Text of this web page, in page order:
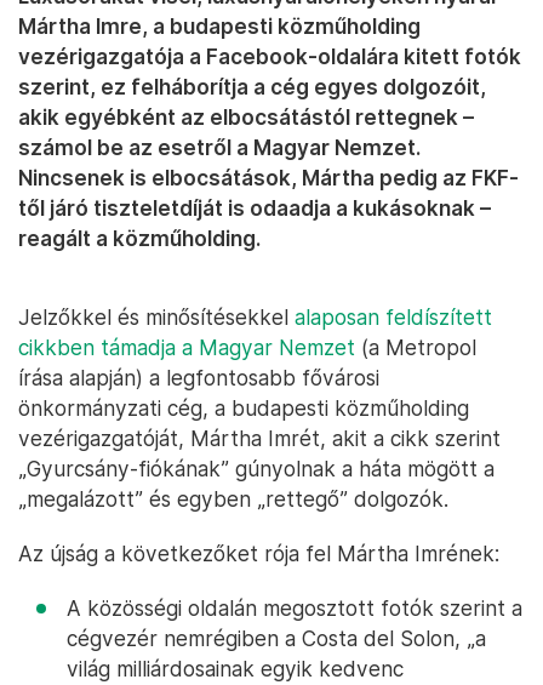
Mártha Imre, a budapesti közműholding
vezérigazgatója a Facebook-oldalára kitett fotók
szerint, ez felháborítja a cég egyes dolgozóit,
akik egyébként az elbocsátástól rettegnek –
számol be az esetről a Magyar Nemzet.
Nincsenek is elbocsátások, Mártha pedig az FKF-
től járó tiszteletdíját is odaadja a kukásoknak –
reagált a közműholding.
Jelzőkkel és minősítésekkel alaposan feldíszített
cikkben támadja a Magyar Nemzet (a Metropol
írása alapján) a legfontosabb fővárosi
önkormányzati cég, a budapesti közműholding
vezérigazgatóját, Mártha Imrét, akit a cikk szerint
„Gyurcsány-fiókának” gúnyolnak a háta mögött a
„megalázott” és egyben „rettegő” dolgozók.
Az újság a következőket rója fel Mártha Imrének:
A közösségi oldalán megosztott fotók szerint a
cégvezér nemrégiben a Costa del Solon, „a
világ milliárdosainak egyik kedvenc